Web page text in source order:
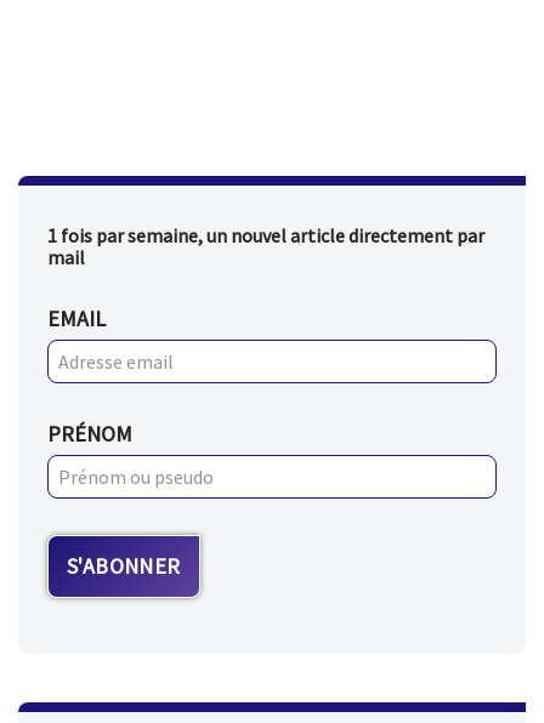
1 fois par semaine, un nouvel article directement par
mail
EMAIL
PRÉNOM